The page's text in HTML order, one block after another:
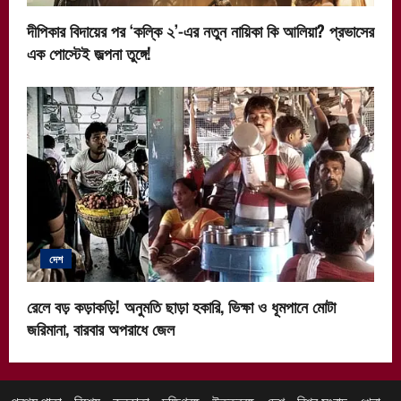
দীপিকার বিদায়ের পর ‘কল্কি ২’-এর নতুন নায়িকা কি আলিয়া? প্রভাসের
এক পোস্টেই জল্পনা তুঙ্গে!
দেশ
রেলে বড় কড়াকড়ি! অনুমতি ছাড়া হকারি, ভিক্ষা ও ধূমপানে মোটা
জরিমানা, বারবার অপরাধে জেল